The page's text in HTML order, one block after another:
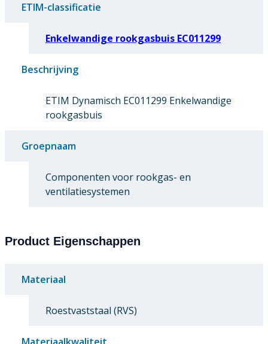
ETIM-classificatie
Enkelwandige rookgasbuis EC011299
Beschrijving
ETIM Dynamisch EC011299 Enkelwandige
rookgasbuis
Groepnaam
Componenten voor rookgas- en
ventilatiesystemen
Product Eigenschappen
Materiaal
Roestvaststaal (RVS)